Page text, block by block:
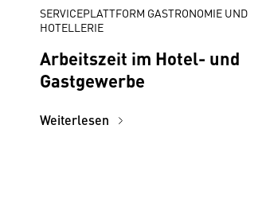
SERVICEPLATTFORM GASTRONOMIE UND
HOTELLERIE
Arbeitszeit im Hotel- und
Gastgewerbe
Weiterlesen